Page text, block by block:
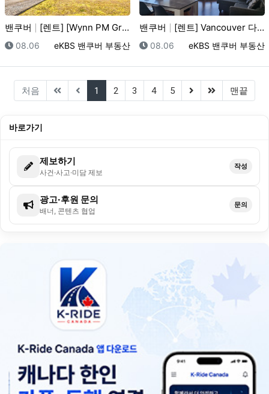
밴쿠버 [렌트] [Wynn PM Group] 핏메도우에 위치한…
등록일
08.06 등록자
eKBS 밴쿠버 부동산
밴쿠버 [렌트] Vancouver 다운타운 중심 | 고급 2베…
등록일
08.06 등록자
eKBS 밴쿠버 부동산
처음 1 (current)
2 3 4 5 (next)(last)맨끝
바로가기
제보하기
사건·사고·미담 제보
작성
광고·후원 문의
배너, 콘텐츠 협업
문의